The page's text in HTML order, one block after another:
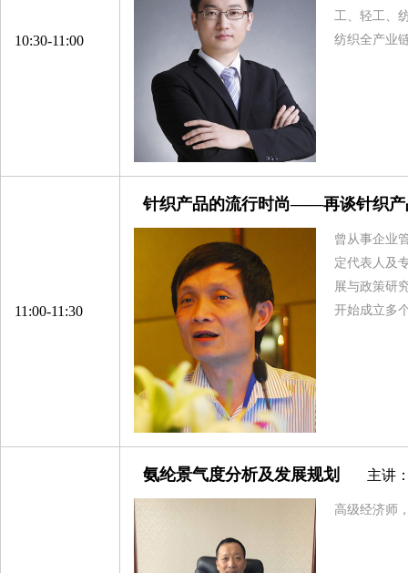
10:30-11:00
工、轻工、
纺织全产业
11:00-11:30
针织产品的流行时尚——再谈针织产
曾从事企业
定代表人及
展与政策研
开始成立多
氨纶景气度分析及发展规划 主讲
高级经济师
浙江富力化纤有限公司
浙江和悦供应链管理有限公司
博列麦神马气囊丝贸易（上海）有限公司
浙江金旗新材料科技有限公司
杭州绿普化工科技有限公司